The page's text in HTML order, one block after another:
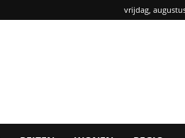
vrijdag,